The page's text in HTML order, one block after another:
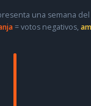
una semana
= votos negativos,